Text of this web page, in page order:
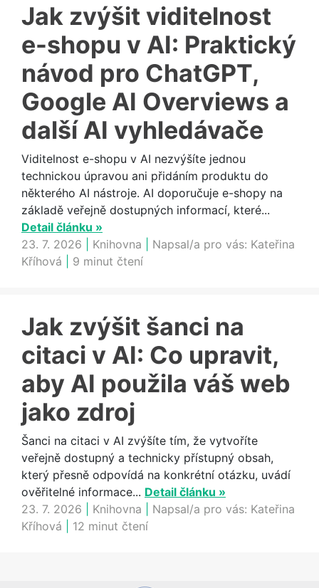
Jak zvýšit viditelnost
e-shopu v AI: Praktický
návod pro ChatGPT,
Google AI Overviews a
další AI vyhledávače
Viditelnost e-shopu v AI nezvýšíte jednou
technickou úpravou ani přidáním produktu do
některého AI nástroje. AI doporučuje e-shopy na
základě veřejně dostupných informací, které...
Detail článku »
23. 7. 2026
Knihovna Napsal/a pro vás: Kateřina
Kříhová
9 minut čtení
Jak zvýšit šanci na
citaci v AI: Co upravit,
aby AI použila váš web
jako zdroj
Šanci na citaci v AI zvýšíte tím, že vytvoříte
veřejně dostupný a technicky přístupný obsah,
který přesně odpovídá na konkrétní otázku, uvádí
ověřitelné informace... Detail článku »
23. 7. 2026
Knihovna Napsal/a pro vás: Kateřina
Kříhová
12 minut čtení